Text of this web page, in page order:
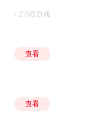
/ 255款游戏
查看
查看